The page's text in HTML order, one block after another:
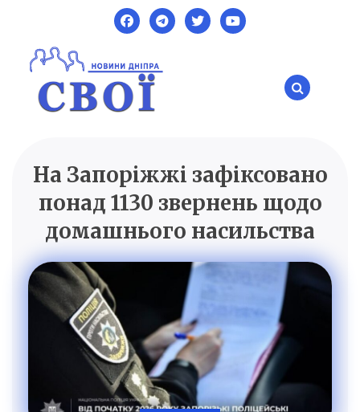
content
SVOI.DP.UA
Новини Дніпра
На Запоріжжі зафіксовано
понад 1130 звернень щодо
домашнього насильства